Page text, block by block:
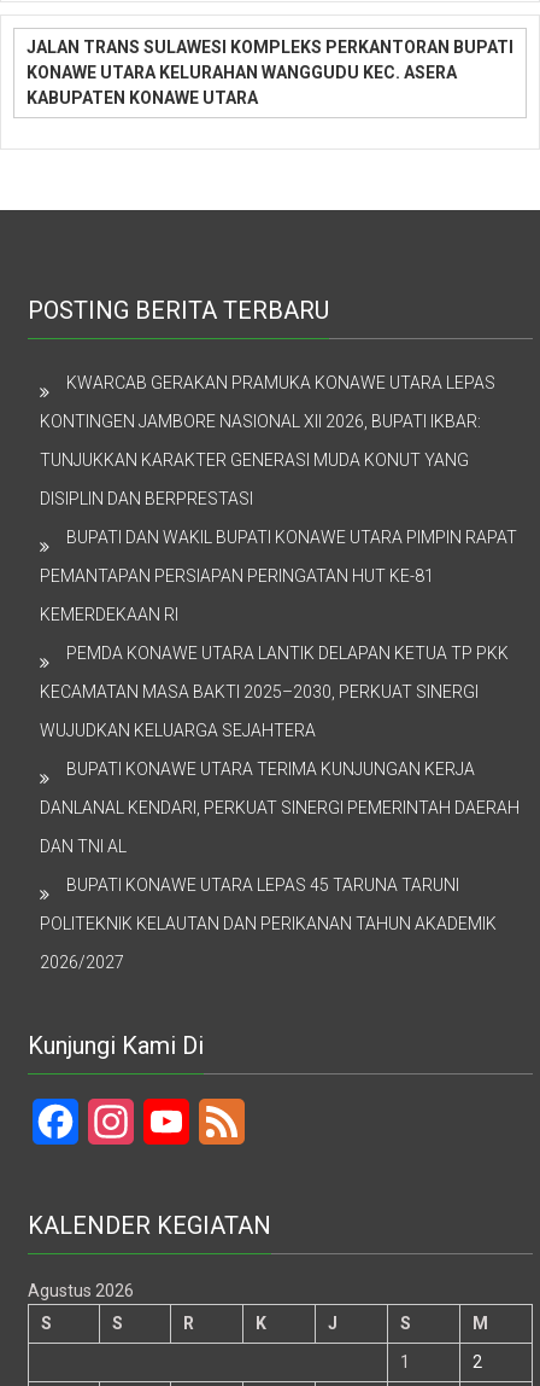
JALAN TRANS SULAWESI KOMPLEKS PERKANTORAN BUPATI
KONAWE UTARA KELURAHAN WANGGUDU KEC. ASERA
KABUPATEN KONAWE UTARA
POSTING BERITA TERBARU
KWARCAB GERAKAN PRAMUKA KONAWE UTARA LEPAS
KONTINGEN JAMBORE NASIONAL XII 2026, BUPATI IKBAR:
TUNJUKKAN KARAKTER GENERASI MUDA KONUT YANG
DISIPLIN DAN BERPRESTASI
BUPATI DAN WAKIL BUPATI KONAWE UTARA PIMPIN RAPAT
PEMANTAPAN PERSIAPAN PERINGATAN HUT KE-81
KEMERDEKAAN RI
PEMDA KONAWE UTARA LANTIK DELAPAN KETUA TP PKK
KECAMATAN MASA BAKTI 2025–2030, PERKUAT SINERGI
WUJUDKAN KELUARGA SEJAHTERA
BUPATI KONAWE UTARA TERIMA KUNJUNGAN KERJA
DANLANAL KENDARI, PERKUAT SINERGI PEMERINTAH DAERAH
DAN TNI AL
BUPATI KONAWE UTARA LEPAS 45 TARUNA TARUNI
POLITEKNIK KELAUTAN DAN PERIKANAN TAHUN AKADEMIK
2026/2027
Kunjungi Kami Di
FacebookInstagramYouTube
KALENDER KEGIATAN
Agustus 2026
S
S R K J S
M
1
2